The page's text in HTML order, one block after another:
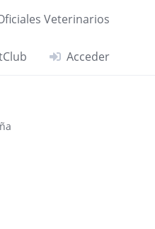
Veterinarios
Acceder